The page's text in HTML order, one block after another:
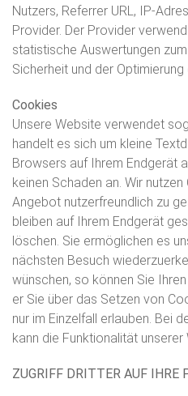
Nutzers, Referrer URL, IP-
Provider. Der Provider
statistische Auswertungen
Sicherheit und der
Cookies
Unsere Website verwendet
handelt es sich um kleine
Browsers auf Ihrem Endgerät
keinen Schaden an. Wir
Angebot nutzerfreundlich zu
bleiben auf Ihrem Endgerät
löschen. Sie ermöglichen es
nächsten Besuch
wünschen, so können Sie
er Sie über das Setzen von
nur im Einzelfall erlauben. Bei
kann die Funktionalität
ZUGRIFF DRITTER AUF IHRE